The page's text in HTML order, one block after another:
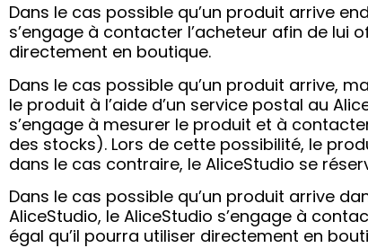
Dans le cas possible qu’un produit arrive
s’engage à contacter l’acheteur afin de lui
directement en boutique.
Dans le cas possible qu’un produit arrive,
le produit à l’aide d’un service postal au
s’engage à mesurer le produit et à
des stocks). Lors de cette possibilité, le
dans le cas contraire, le AliceStudio se
Dans le cas possible qu’un produit arrive
AliceStudio, le AliceStudio s’engage à
égal qu’il pourra utiliser directement en